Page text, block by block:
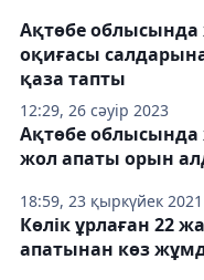
12:29, 26 сәуір 2023
Ақтөбе облысында
оқиғасы
қаза тапты
18:59, 23 қыркүйек 2021
Ақтөбе облысында
жол апаты орын
Көлік ұрлаған 22
апатынан көз